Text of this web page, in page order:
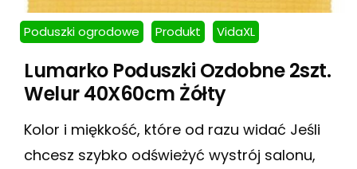
Poduszki ogrodowe Produkt VidaXL
Lumarko Poduszki Ozdobne 2szt.
Welur 40X60cm Żółty
Kolor i miękkość, które od razu widać Jeśli
chcesz szybko odświeżyć wystrój salonu,